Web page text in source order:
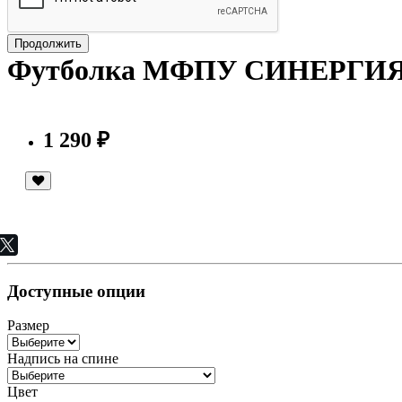
Продолжить
Футболка МФПУ
1 290 ₽
Доступные опции
Размер
Надпись на спине
Цвет